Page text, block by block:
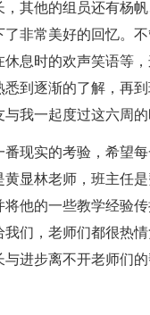
其他的组员还有杨
非常美好的回忆。
息时的欢声笑语等
到逐渐的了解，再
我一起度过这六周
现实的考验，希望
显林老师，班主任
他的一些教学经验
们，老师们都很热
进步离不开老师们